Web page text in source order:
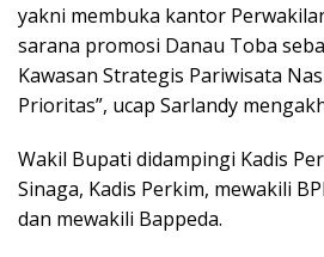
yakni membuka kantor
sarana promosi Danau Toba
Kawasan Strategis Pariwisata
Prioritas”, ucap Sarlandy
Wakil Bupati didampingi Kadis
Sinaga, Kadis Perkim, mewakili
dan mewakili Bappeda.